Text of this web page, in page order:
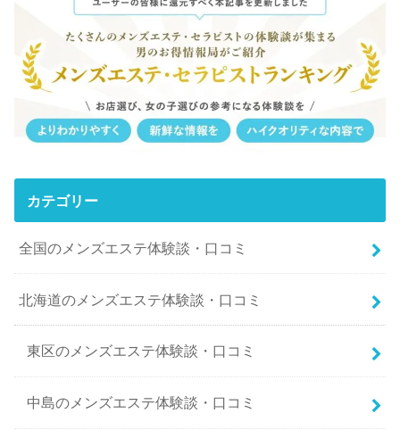
カテゴリー
全国のメンズエステ体験談・口コミ
北海道のメンズエステ体験談・口コミ
東区のメンズエステ体験談・口コミ
中島のメンズエステ体験談・口コミ